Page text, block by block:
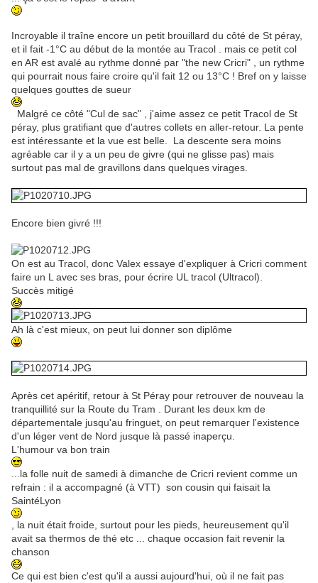
Incroyable il traîne encore un petit brouillard du côté de St péray,
et il fait -1°C au début de la montée au Tracol . mais ce petit col
en AR est avalé au rythme donné par "the new Cricri" , un rythme
qui pourrait nous faire croire qu'il fait 12 ou 13°C ! Bref on y laisse
quelques gouttes de sueur
Malgré ce côté "Cul de sac" , j'aime assez ce petit Tracol de St
péray, plus gratifiant que d'autres collets en aller-retour. La pente
est intéressante et la vue est belle. La descente sera moins
agréable car il y a un peu de givre (qui ne glisse pas) mais
surtout pas mal de gravillons dans quelques virages.
Encore bien givré !!!
On est au Tracol, donc Valex essaye d'expliquer à Cricri comment
faire un L avec ses bras, pour écrire UL tracol (Ultracol).
Succès mitigé
Ah là c'est mieux, on peut lui donner son diplôme
Après cet apéritif, retour à St Péray pour retrouver de nouveau la
tranquillité sur la Route du Tram . Durant les deux km de
départementale jusqu'au fringuet, on peut remarquer l'existence
d'un léger vent de Nord jusque là passé inaperçu.
L'humour va bon train
...la folle nuit de samedi à dimanche de Cricri revient comme un
refrain : il a accompagné (à VTT) son cousin qui faisait la
SaintéLyon
, la nuit était froide, surtout pour les pieds, heureusement qu'il
avait sa thermos de thé etc ... chaque occasion fait revenir la
chanson
Ce qui est bien c'est qu'il a aussi aujourd'hui, où il ne fait pas